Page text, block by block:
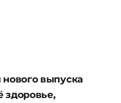
выпуска
здоровье,